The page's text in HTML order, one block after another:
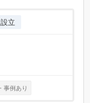
立
事例あり